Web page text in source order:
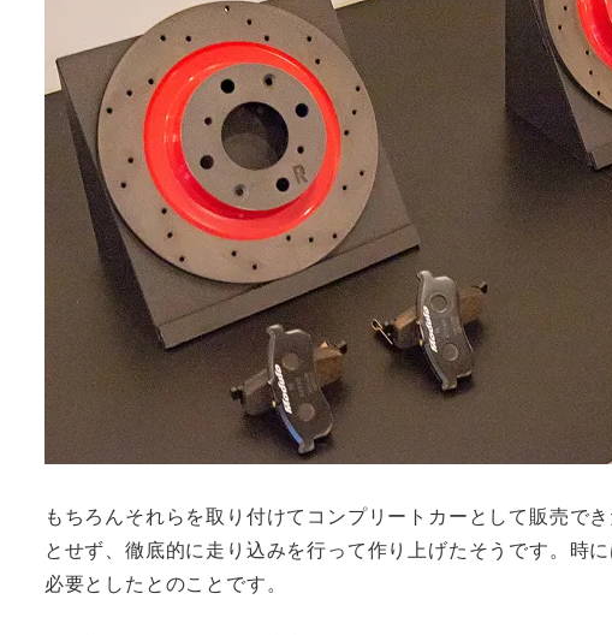
もちろんそれらを取り付けてコンプリートカーとして販売で
とせず、徹底的に走り込みを行って作り上げたそうです。時
必要としたとのことです。